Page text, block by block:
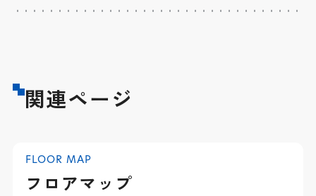
関連ページ
FLOOR MAP
フロアマップ